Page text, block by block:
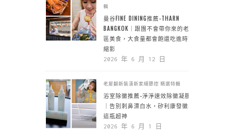
輯
曼谷FINE DINING推薦-THARN
BANGKOK｜跟團不會帶你來的老城
區美食，大食量都會飽還吃進時空
縮影
2026 年 6 月 12 日
老屋翻新裝潢新家細節控 精選特輯
浴室除黴推薦-淨淨速效除黴凝膠
｜告別刺鼻漂白水，矽利康發黴靠
這瓶超神
2026 年 6 月 1 日